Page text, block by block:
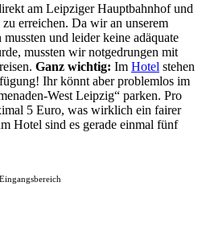
am Leipziger Hauptbahnhof und
erreichen. Da wir an unserem
und leider keine adäquate
mussten wir notgedrungen mit
Ganz wichtig: Im Hotel stehen
Ihr könnt aber problemlos im
West Leipzig“ parken. Pro
5 Euro, was wirklich ein fairer
Hotel sind es gerade einmal fünf